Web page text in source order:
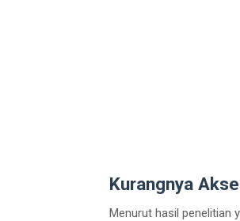
Kurangnya
Menurut hasil penelitian